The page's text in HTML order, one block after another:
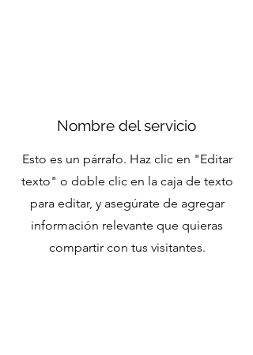
Nombre del servicio
Esto es un párrafo. Haz clic en "Editar
texto" o doble clic en la caja de texto
para editar, y asegúrate de agregar
información relevante que quieras
compartir con tus visitantes.